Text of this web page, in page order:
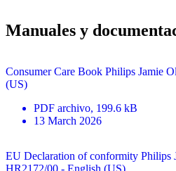
Manuales y
Consumer Care Book Philips Jamie
(US)
PDF archivo, 199.6 kB
13 March 2026
EU Declaration of conformity Philips
HR2172/00 - English (US)